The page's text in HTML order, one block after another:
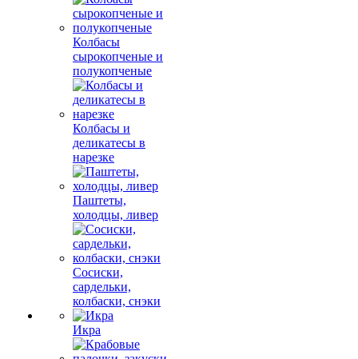
Колбасы
сырокопченые и
полукопченые
Колбасы и
деликатесы в
нарезке
Паштеты,
холодцы, ливер
Сосиски,
сардельки,
колбаски, снэки
Икра